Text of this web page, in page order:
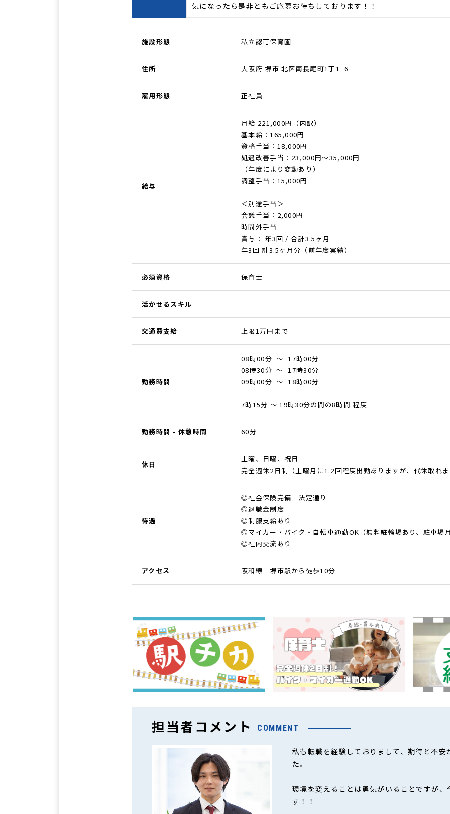
気になったら是非ともご応募お待ちしております！！
施設形態 私立認可保育園
住所 大阪府 堺市 北区南長尾町1丁1−6
雇用形態 正社員
給与
月給 221,000円（内訳）
基本給：165,000円
資格手当：18,000円
処遇改善手当：23,000円〜35,000円
（年度により変動あり）
調整手当：15,000円
＜別途手当＞
会議手当：2,000円
時間外手当
賞与： 年3回 / 合計3.5ヶ月
年3回 計3.5ヶ月分（前年度実績）
必須資格 保育士
活かせるスキル
交通費支給 上限1万円まで
勤務時間
08時00分 ～ 17時00分
08時30分 ～ 17時30分
09時00分 ～ 18時00分
7時15分 ～ 19時30分の間の8時間 程度
勤務時間 - 休憩時間 60分
休日
土曜、日曜、祝日
完全週休2日制（土曜月に1.2回程度出勤ありますが、代休取れま
待遇
◎社会保険完備 法定通り
◎退職金制度
◎制服支給あり
◎マイカー・バイク・自転車通勤OK（無料駐輪場あり、駐車場
◎社内交流あり
アクセス 阪和線 堺市駅から徒歩10分
担当者コメント COMMENT
私も転職を経験しておりまして、期待と不安
た。
環境を変えることは勇気がいることですが、
す！！